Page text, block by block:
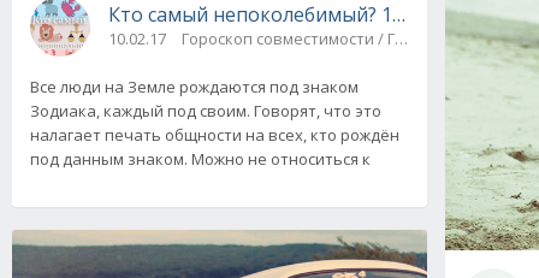
Кто самый непоколебимый? 10 принципов
10.02.17 Гороскоп совместимости / Гороскоп любви
Все люди на Земле рождаются под знаком
Зодиака, каждый под своим. Говорят, что это
налагает печать общности на всех, кто рождён
под данным знаком. Можно не относиться к